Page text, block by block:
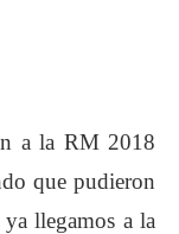
a la RM 2018
que pudieron
llegamos a la